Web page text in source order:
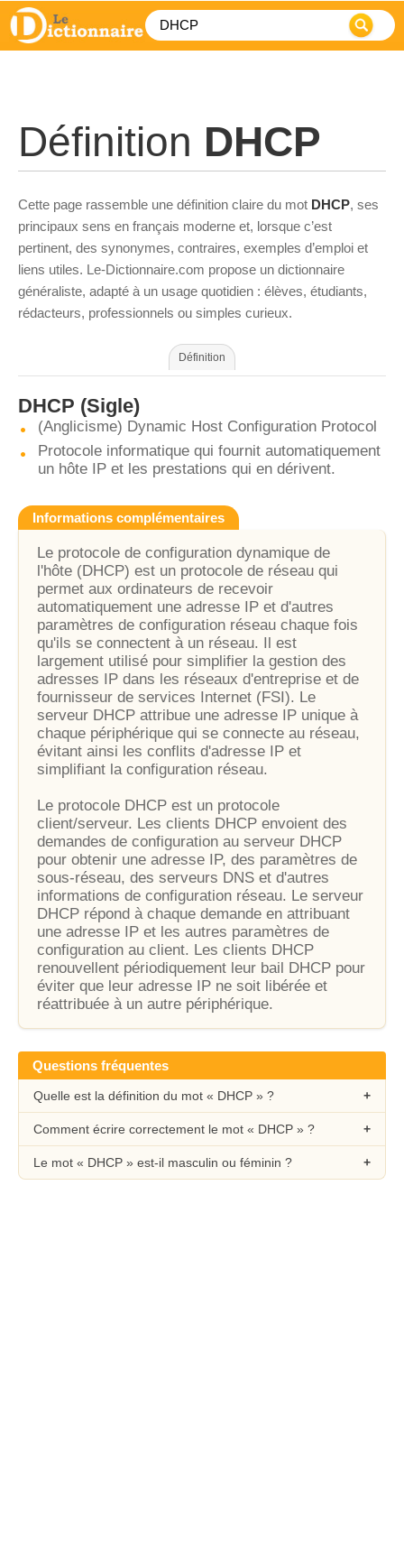
Définition DHCP
Cette page rassemble une définition claire du mot DHCP, ses
principaux sens en français moderne et, lorsque c’est
pertinent, des synonymes, contraires, exemples d’emploi et
liens utiles. Le-Dictionnaire.com propose un dictionnaire
généraliste, adapté à un usage quotidien : élèves, étudiants,
rédacteurs, professionnels ou simples curieux.
Définition
DHCP (Sigle)
(Anglicisme) Dynamic Host Configuration Protocol
Protocole informatique qui fournit automatiquement
un hôte IP et les prestations qui en dérivent.
Informations complémentaires
Le protocole de configuration dynamique de
l'hôte (DHCP) est un protocole de réseau qui
permet aux ordinateurs de recevoir
automatiquement une adresse IP et d'autres
paramètres de configuration réseau chaque fois
qu'ils se connectent à un réseau. Il est
largement utilisé pour simplifier la gestion des
adresses IP dans les réseaux d'entreprise et de
fournisseur de services Internet (FSI). Le
serveur DHCP attribue une adresse IP unique à
chaque périphérique qui se connecte au réseau,
évitant ainsi les conflits d'adresse IP et
simplifiant la configuration réseau.
Le protocole DHCP est un protocole
client/serveur. Les clients DHCP envoient des
demandes de configuration au serveur DHCP
pour obtenir une adresse IP, des paramètres de
sous-réseau, des serveurs DNS et d'autres
informations de configuration réseau. Le serveur
DHCP répond à chaque demande en attribuant
une adresse IP et les autres paramètres de
configuration au client. Les clients DHCP
renouvellent périodiquement leur bail DHCP pour
éviter que leur adresse IP ne soit libérée et
réattribuée à un autre périphérique.
Questions fréquentes
Quelle est la définition du mot « DHCP » ?
Comment écrire correctement le mot « DHCP » ?
Le mot « DHCP » est-il masculin ou féminin ?